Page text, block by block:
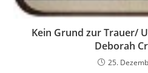
Kein Grund zur Trauer/
Deborah
25.